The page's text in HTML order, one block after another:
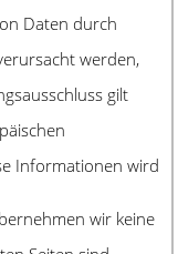
Daten durch
werden,
gilt
Informationen wird
wir keine